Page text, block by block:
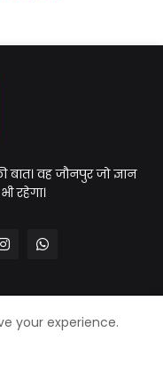
बात। वह जौनपुर जो ज्ञान
रहेगा।
Privacy Policy
your experience.